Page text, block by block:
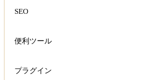
SEO
便利ツール
プラグイン